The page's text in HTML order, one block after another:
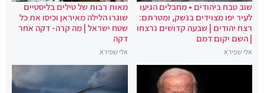
שוב טבח ביהודים • מחבלים הגיעו
לעיר יפו מצוידים בנשק, ומטרתם:
רצח יהודים | שבעה קדושים נרצחו
| השם יקום דמם
אלי שפירא
מאות רבות של טילים בליסטיים
שוגרו הלילה מאיראן וכיסו את כל
שטח ישראל | מה קרה- דקה אחר
דקה
אלי שפירא